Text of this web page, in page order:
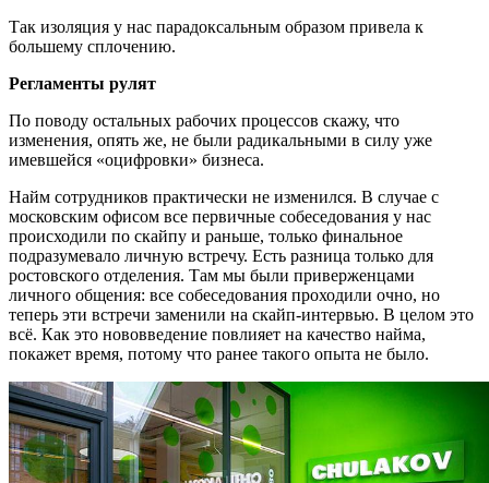
Так изоляция у нас парадоксальным образом привела к
большему сплочению.
Регламенты рулят
По поводу остальных рабочих процессов скажу, что
изменения, опять же, не были радикальными в силу уже
имевшейся «оцифровки» бизнеса.
Найм сотрудников практически не изменился. В случае с
московским офисом все первичные собеседования у нас
происходили по скайпу и раньше, только финальное
подразумевало личную встречу. Есть разница только для
ростовского отделения. Там мы были приверженцами
личного общения: все собеседования проходили очно, но
теперь эти встречи заменили на скайп-интервью. В целом это
всё. Как это нововведение повлияет на качество найма,
покажет время, потому что ранее такого опыта не было.